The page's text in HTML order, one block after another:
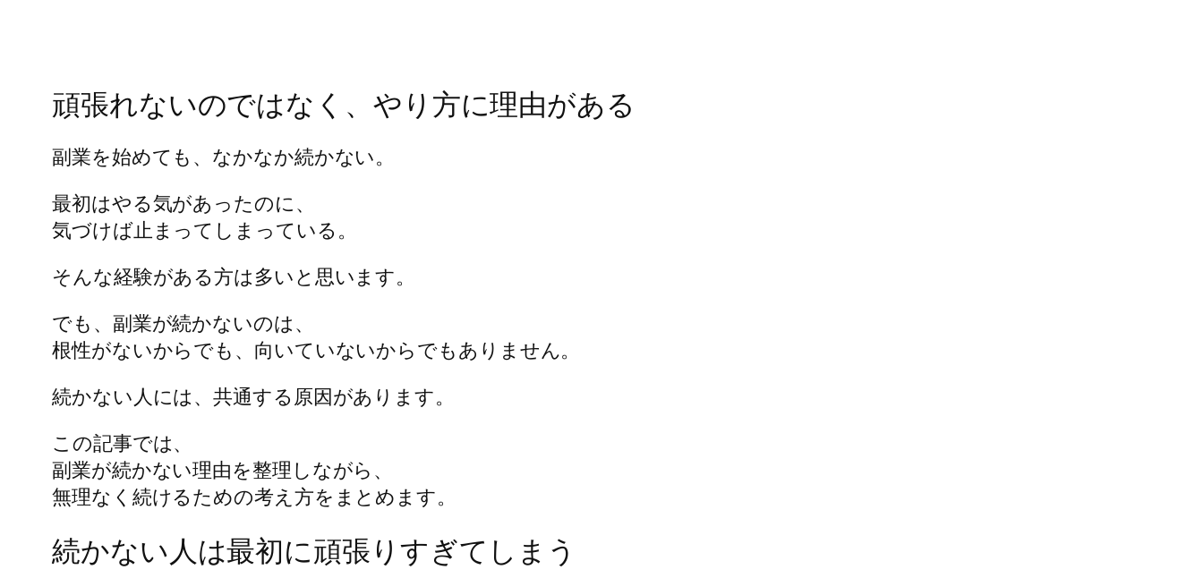
頑張れないのではなく、やり方に理由がある
副業を始めても、なかなか続かない。
最初はやる気があったのに、
気づけば止まってしまっている。
そんな経験がある方は多いと思います。
でも、副業が続かないのは、
根性がないからでも、向いていないからでもありません。
続かない人には、共通する原因があります。
この記事では、
副業が続かない理由を整理しながら、
無理なく続けるための考え方をまとめます。
続かない人は最初に頑張りすぎてしまう